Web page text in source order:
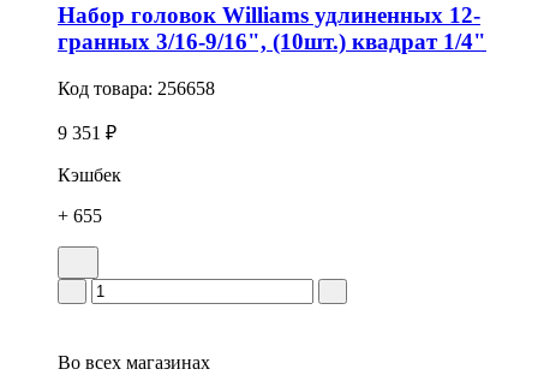
Набор головок Williams удлиненных 12-
гранных 3/16-9/16", (10шт.) квадрат 1/4"
Код товара: 256658
9 351 ₽
Кэшбек
+ 655
Во всех магазинах